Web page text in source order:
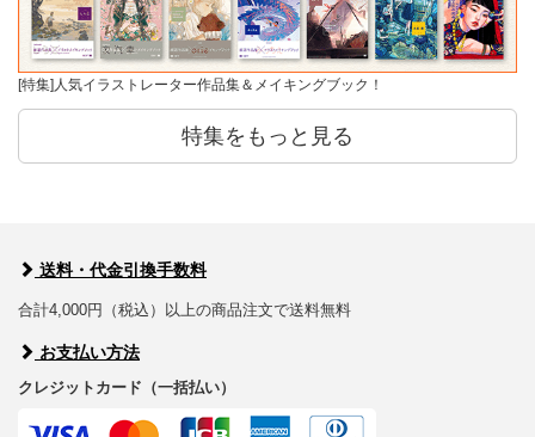
[特集]人気イラストレーター作品集＆メイキングブック！
特集をもっと見る
送料・代金引換手数料
合計4,000円（税込）以上の商品注文で送料無料
お支払い方法
クレジットカード（一括払い）